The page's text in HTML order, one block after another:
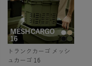
トランクカーゴ メッシ
ュカーゴ 16